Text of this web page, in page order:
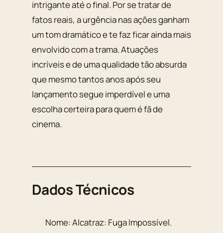
intrigante até o final. Por se tratar de
fatos reais, a urgência nas ações ganham
um tom dramático e te faz ficar ainda mais
envolvido com a trama. Atuações
incríveis e de uma qualidade tão absurda
que mesmo tantos anos após seu
lançamento segue imperdível e uma
escolha certeira para quem é fã de
cinema.
Dados Técnicos
Nome:Alcatraz: Fuga Impossível.